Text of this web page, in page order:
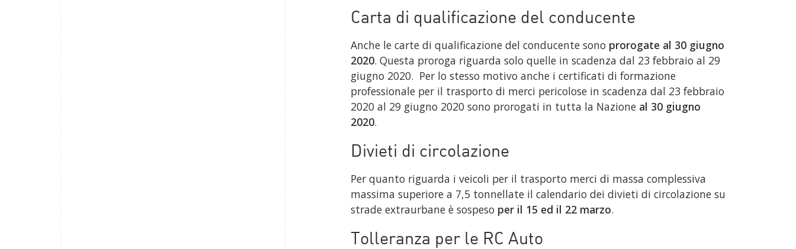
Carta di qualificazione del conducente
Anche le carte di qualificazione del conducente sono prorogate al 30 giugno
2020. Questa proroga riguarda solo quelle in scadenza dal 23 febbraio al 29
giugno 2020. Per lo stesso motivo anche i certificati di formazione
professionale per il trasporto di merci pericolose in scadenza dal 23 febbraio
2020 al 29 giugno 2020 sono prorogati in tutta la Nazione al 30 giugno
2020.
Divieti di circolazione
Per quanto riguarda i veicoli per il trasporto merci di massa complessiva
massima superiore a 7,5 tonnellate il calendario dei divieti di circolazione su
strade extraurbane è sospeso per il 15 ed il 22 marzo.
Tolleranza per le RC Auto